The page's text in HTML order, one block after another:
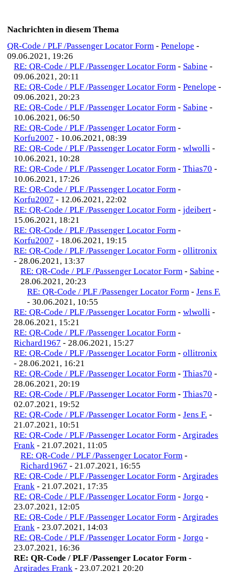
Nachrichten in diesem Thema
QR-Code / PLF /Passenger Locator Form - Penelope -
09.06.2021, 19:26
RE: QR-Code / PLF /Passenger Locator Form - Sabine -
09.06.2021, 20:11
RE: QR-Code / PLF /Passenger Locator Form - Penelope -
09.06.2021, 20:23
RE: QR-Code / PLF /Passenger Locator Form - Sabine -
10.06.2021, 06:50
RE: QR-Code / PLF /Passenger Locator Form -
Korfu2007 - 10.06.2021, 08:39
RE: QR-Code / PLF /Passenger Locator Form - wlwolli -
10.06.2021, 10:28
RE: QR-Code / PLF /Passenger Locator Form - Thias70 -
10.06.2021, 17:26
RE: QR-Code / PLF /Passenger Locator Form -
Korfu2007 - 12.06.2021, 22:02
RE: QR-Code / PLF /Passenger Locator Form - jdeibert -
15.06.2021, 18:21
RE: QR-Code / PLF /Passenger Locator Form -
Korfu2007 - 18.06.2021, 19:15
RE: QR-Code / PLF /Passenger Locator Form - ollitronix
- 28.06.2021, 13:37
RE: QR-Code / PLF /Passenger Locator Form - Sabine -
28.06.2021, 20:23
RE: QR-Code / PLF /Passenger Locator Form - Jens F.
- 30.06.2021, 10:55
RE: QR-Code / PLF /Passenger Locator Form - wlwolli -
28.06.2021, 15:21
RE: QR-Code / PLF /Passenger Locator Form -
Richard1967 - 28.06.2021, 15:27
RE: QR-Code / PLF /Passenger Locator Form - ollitronix
- 28.06.2021, 16:21
RE: QR-Code / PLF /Passenger Locator Form - Thias70 -
28.06.2021, 20:19
RE: QR-Code / PLF /Passenger Locator Form - Thias70 -
02.07.2021, 19:52
RE: QR-Code / PLF /Passenger Locator Form - Jens F. -
21.07.2021, 10:51
RE: QR-Code / PLF /Passenger Locator Form - Argirades
Frank - 21.07.2021, 11:05
RE: QR-Code / PLF /Passenger Locator Form -
Richard1967 - 21.07.2021, 16:55
RE: QR-Code / PLF /Passenger Locator Form - Argirades
Frank - 21.07.2021, 17:35
RE: QR-Code / PLF /Passenger Locator Form - Jorgo -
23.07.2021, 12:05
RE: QR-Code / PLF /Passenger Locator Form - Argirades
Frank - 23.07.2021, 14:03
RE: QR-Code / PLF /Passenger Locator Form - Jorgo -
23.07.2021, 16:36
RE: QR-Code / PLF /Passenger Locator Form -
Argirades Frank - 23.07.2021 20:20